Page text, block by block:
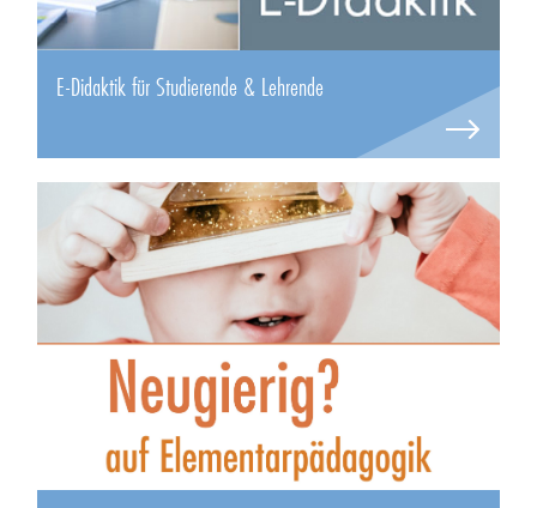
E-Didaktik für Studierende & Lehrende